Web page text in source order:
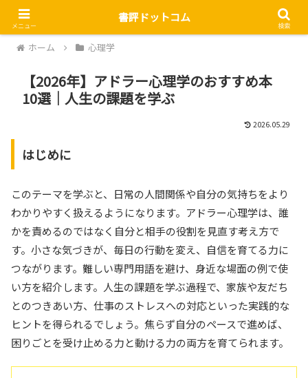
ホーム 心理学
【2026年】アドラー心理学のおすすめ本
10選｜人生の課題を学ぶ
2026.05.29
はじめに
このテーマを学ぶと、日常の人間関係や自分の気持ちをより
わかりやすく扱えるようになります。アドラー心理学は、誰
かを責めるのではなく自分と相手の役割を見直す考え方で
す。小さな気づきが、毎日の行動を変え、自信を育てる力に
つながります。難しい専門用語を避け、身近な場面の例で使
い方を紹介します。人生の課題を学ぶ過程で、家族や友だち
とのつきあい方、仕事のストレスへの対応といった実践的な
ヒントを得られるでしょう。焦らず自分のペースで進めば、
困りごとを受け止める力と動ける力の両方を育てられます。
メニュー
書評ドットコム
検索